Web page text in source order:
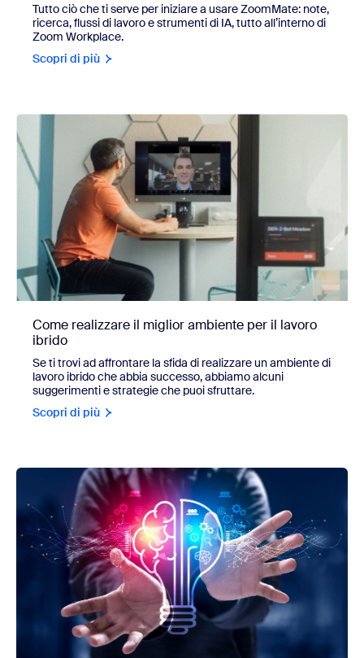
Tutto ciò che ti serve per iniziare a usare ZoomMate: note,
ricerca, flussi di lavoro e strumenti di IA, tutto all’interno di
Zoom Workplace.
Scopri di più
Come realizzare il miglior ambiente per il lavoro
ibrido
Se ti trovi ad affrontare la sfida di realizzare un ambiente di
lavoro ibrido che abbia successo, abbiamo alcuni
suggerimenti e strategie che puoi sfruttare.
Scopri di più